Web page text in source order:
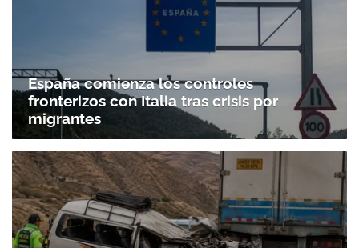
España comienza los controles
fronterizos con Italia tras crisis por
migrantes